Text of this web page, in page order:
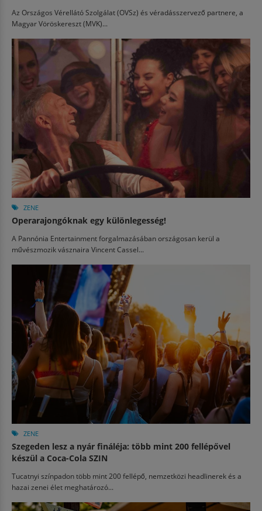
Az Országos Vérellátó Szolgálat (OVSz) és véradásszervező partnere, a
Magyar Vöröskereszt (MVK)...
ZENE
Operarajongóknak egy különlegesség!
A Pannónia Entertainment forgalmazásában országosan kerül a
művészmozik vásznaira Vincent Cassel...
ZENE
Szegeden lesz a nyár fináléja: több mint 200 fellépővel
készül a Coca-Cola SZIN
Tucatnyi színpadon több mint 200 fellépő, nemzetközi headlinerek és a
hazai zenei élet meghatározó...